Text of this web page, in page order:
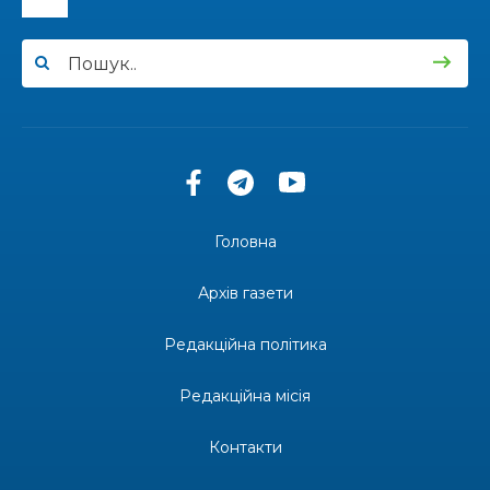
13:54
Солдат Юрій Володимирович Капшук,
Бахмутські майстри представили Донеччину
ваучер: що зміниться з 1 серпня
Головна
Архів газети
Редакційна політика
Редакційна місія
Контакти